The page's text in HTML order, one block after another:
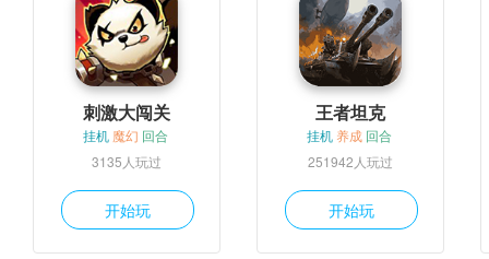
刺激大闯关
挂机 魔幻 回合
3135人玩过
开始玩
王者坦克
挂机 养成 回合
251942人玩过
开始玩